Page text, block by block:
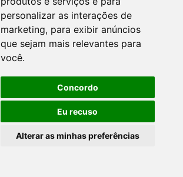
personalizar as interações de
marketing, para exibir anúncios
que sejam mais relevantes para
você.
Concordo
Eu recuso
Alterar as minhas preferências